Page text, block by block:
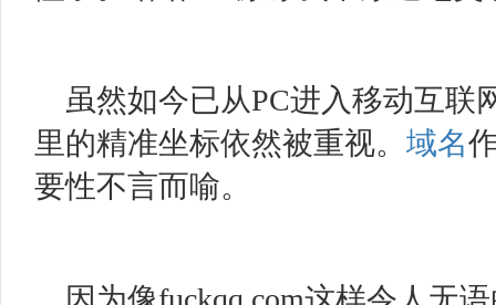
虽然如今已从PC进入移动互联
里的精准坐标依然被重视。 域名
要性不言而喻。